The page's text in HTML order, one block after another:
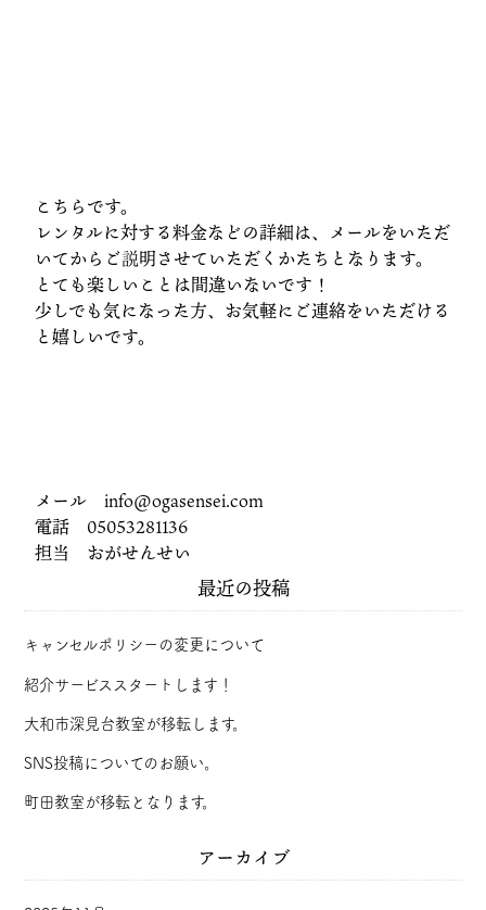
こちらです。
レンタルに対する料金などの詳細は、メールをいただ
いてからご説明させていただくかたちとなります。
とても楽しいことは間違いないです！
少しでも気になった方、お気軽にご連絡をいただける
と嬉しいです。
メール info@ogasensei.com
電話 05053281136
担当 おがせんせい
最近の投稿
キャンセルポリシーの変更について
紹介サービススタートします！
大和市深見台教室が移転します。
SNS投稿についてのお願い。
町田教室が移転となります。
アーカイブ